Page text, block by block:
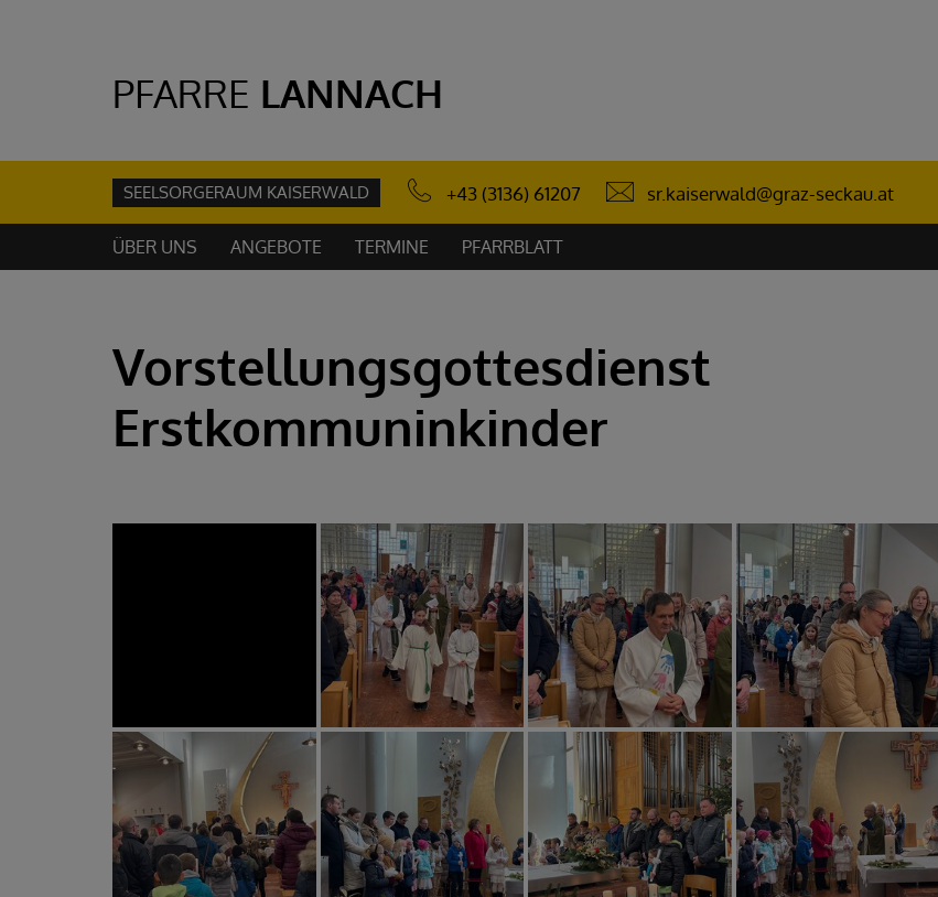
PFARRE LANNACH
SEELSORGERAUM KAISERWALD +43 (3136) 61207 sr.kaiserwald@graz-seckau.at
ÜBER UNS ANGEBOTE TERMINE PFARRBLATT
Vorstellungsgottesdienst
Erstkommuninkinder